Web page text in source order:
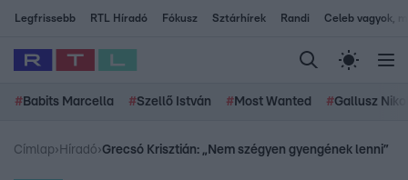
Legfrissebb RTL Híradó Fókusz Sztárhírek Randi Celeb vagyok,
# Babits Marcella #Szellő István # Most Wanted #Gallusz
Címlap› Híradó›Grecsó Krisztián: „Nem szégyen gyengének lenni”